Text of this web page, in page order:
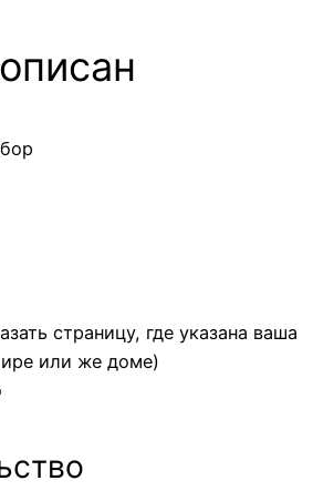
страницу, где указана ваша
или же доме)